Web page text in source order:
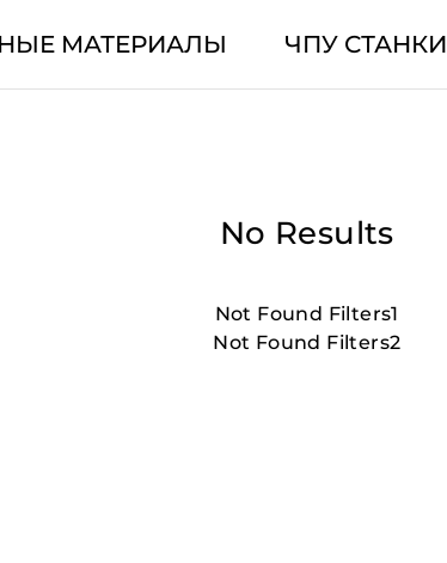
МАТЕРИАЛЫ ЧПУ СТАНКИ
No Results
Not Found Filters1
Not Found Filters2